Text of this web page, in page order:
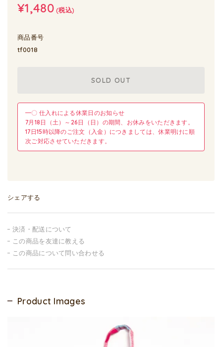
¥1,480(税込)
商品番号
tf0018
SOLD OUT
━〇 仕入れによる休業日のお知らせ
7月18日（土）～26日（日）の期間、お休みをいただきます。
17日15時以降のご注文（入金）につきましては、休業明けに順
次ご対応させていただきます。
シェアする
決済・配送について
この商品を友達に教える
この商品について問い合わせる
Product Images